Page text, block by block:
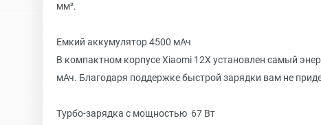
мм².
Емкий аккумулятор 4500 мАч
В компактном корпусе Xiaomi 12X установлен самый
мАч. Благодаря поддержке быстрой зарядки вам не
Турбо-зарядка с мощностью 67 Вт